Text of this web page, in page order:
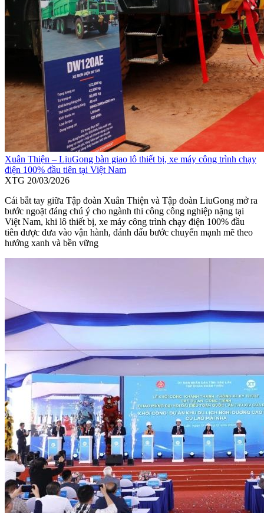
Xuân Thiện – LiuGong bàn giao lô thiết bị, xe máy công trình chạy
điện 100% đầu tiên tại Việt Nam
XTG 20/03/2026
Cái bắt tay giữa Tập đoàn Xuân Thiện và Tập đoàn LiuGong mở ra
bước ngoặt đáng chú ý cho ngành thi công công nghiệp nặng tại
Việt Nam, khi lô thiết bị, xe máy công trình chạy điện 100% đầu
tiên được đưa vào vận hành, đánh dấu bước chuyển mạnh mẽ theo
hướng xanh và bền vững